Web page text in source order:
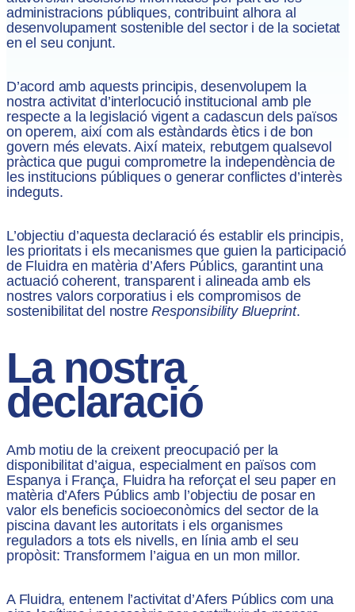
administracions públiques, contribuint alhora al
desenvolupament sostenible del sector i de la societat
en el seu conjunt.
D’acord amb aquests principis, desenvolupem la
nostra activitat d’interlocució institucional amb ple
respecte a la legislació vigent a cadascun dels països
on operem, així com als estàndards ètics i de bon
govern més elevats. Així mateix, rebutgem qualsevol
pràctica que pugui comprometre la independència de
les institucions públiques o generar conflictes d’interès
indeguts.
L’objectiu d’aquesta declaració és establir els principis,
les prioritats i els mecanismes que guien la participació
de Fluidra en matèria d’Afers Públics, garantint una
actuació coherent, transparent i alineada amb els
nostres valors corporatius i els compromisos de
sostenibilitat del nostreResponsibility Blueprint.
La nostra
declaració
Amb motiu de la creixent preocupació per la
disponibilitat d’aigua, especialment en països com
Espanya i França, Fluidra ha reforçat el seu paper en
matèria d’Afers Públics amb l’objectiu de posar en
valor els beneficis socioeconòmics del sector de la
piscina davant les autoritats i els organismes
reguladors a tots els nivells, en línia amb el seu
propòsit: Transformem l’aigua en un mon millor.
A Fluidra, entenem l’activitat d’Afers Públics com una